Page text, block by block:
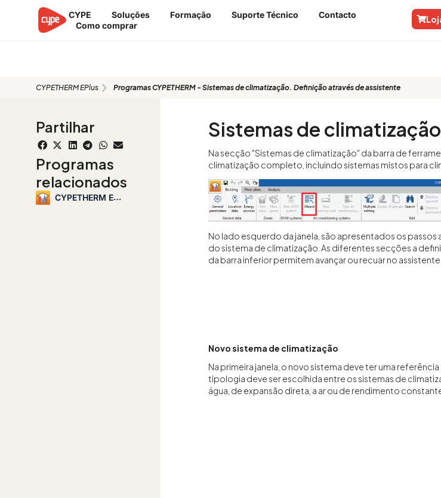
CYPE Soluções Formação Suporte Técnico
Contacto
Como comprar
CYPETHERM EPlus Programas CYPETHERM - Sistemas de climatização. Definição através de assistente
Partilhar
Programas
relacionados
CYPETHERM EPlus
Sistemas de
Na secção "Sistemas de climatização" da barra de
climatização completo, incluindo sistemas mistos para
No lado esquerdo da janela, são apresentados os
do sistema de climatização. As diferentes secções a
da barra inferior permitem avançar ou recuar no assistente.
Novo sistema de climatização
Na primeira janela, o novo sistema deve ter uma referência
tipologia deve ser escolhida entre os sistemas de
água, de expansão direta, a ar ou de rendimento